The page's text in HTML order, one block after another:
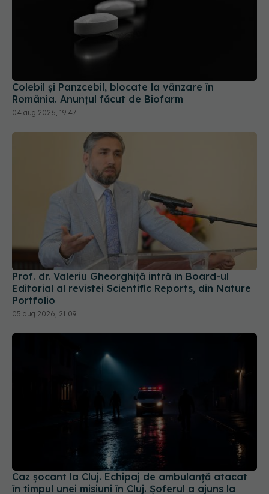
Colebil și Panzcebil, blocate la vânzare în
România. Anunțul făcut de Biofarm
04 aug 2026, 19:47
Prof. dr. Valeriu Gheorghiță intră în Board-ul
Editorial al revistei Scientific Reports, din Nature
Portfolio
05 aug 2026, 21:09
Caz șocant la Cluj. Echipaj de ambulanță atacat
în timpul unei misiuni în Cluj. Șoferul a ajuns la